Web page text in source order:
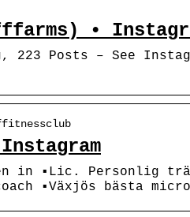
•
223 Posts – See
in ▪️Lic. Personlig
▪️Växjös bästa